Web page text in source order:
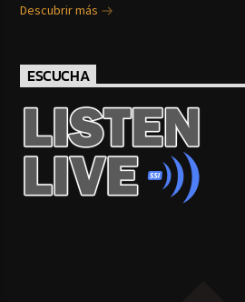
Descubrir más
ESCUCHA